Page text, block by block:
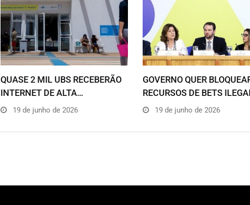
QUASE 2 MIL UBS RECEBERÃO
INTERNET DE ALTA…
19 de junho de 2026
GOVERNO QUER
RECURSOS DE BETS
19 de junho de 2026